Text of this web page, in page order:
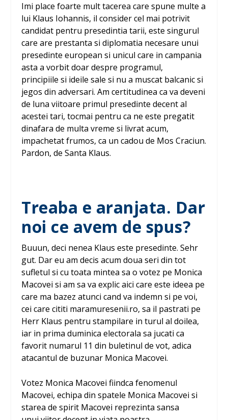
Imi place foarte mult tacerea care spune multe a
lui Klaus Iohannis, il consider cel mai potrivit
candidat pentru presedintia tarii, este singurul
care are prestanta si diplomatia necesare unui
presedinte european si unicul care in campania
asta a vorbit doar despre programul,
principiile si ideile sale si nu a muscat balcanic si
jegos din adversari. Am certitudinea ca va deveni
de luna viitoare primul presedinte decent al
acestei tari, tocmai pentru ca ne este pregatit
dinafara de multa vreme si livrat acum,
impachetat frumos, ca un cadou de Mos Craciun.
Pardon, de Santa Klaus.
Treaba e aranjata. Dar
noi ce avem de spus?
Buuun, deci nenea Klaus este presedinte. Sehr
gut. Dar eu am decis acum doua seri din tot
sufletul si cu toata mintea sa o votez pe Monica
Macovei si am sa va explic aici care este ideea pe
care ma bazez atunci cand va indemn si pe voi,
cei care cititi maramuresenii.ro, sa il pastrati pe
Herr Klaus pentru stampilare in turul al doilea,
iar in prima duminica electorala sa jucati ca
favorit numarul 11 din buletinul de vot, adica
atacantul de buzunar Monica Macovei.
Votez Monica Macovei fiindca fenomenul
Macovei, echipa din spatele Monica Macovei si
starea de spirit Macovei reprezinta sansa